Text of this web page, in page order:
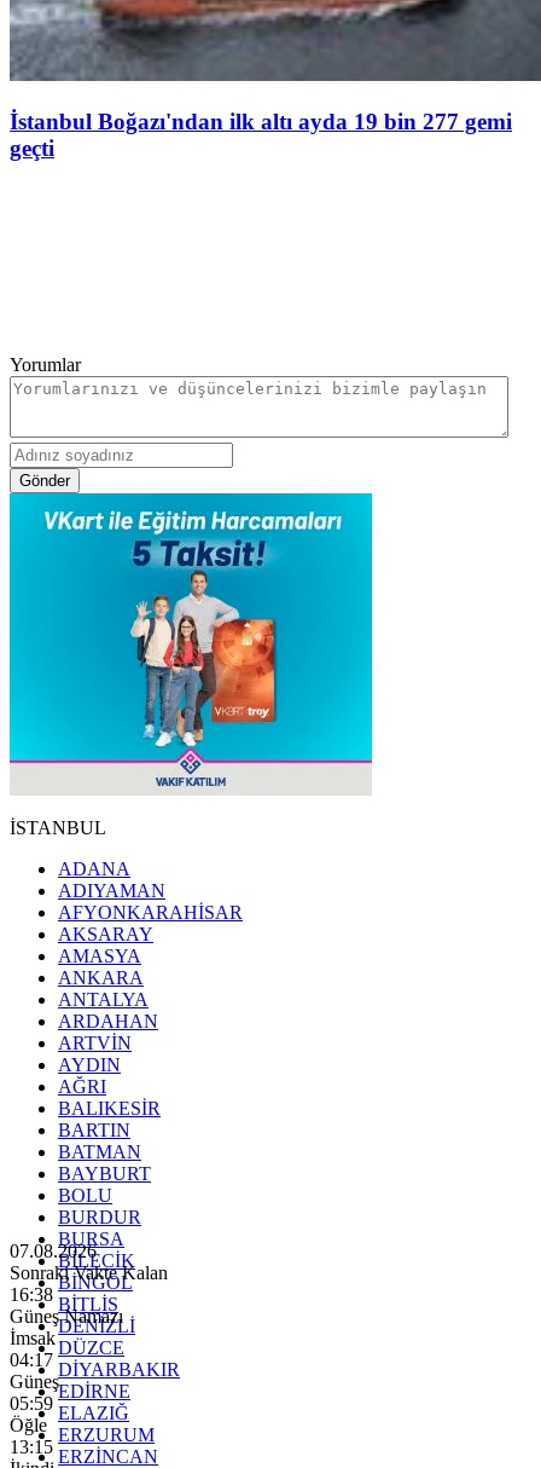
İstanbul Boğazı'ndan ilk altı ayda 19 bin 277 gemi
geçti
Yorumlar
Gönder
İSTANBUL
ADANA
ADIYAMAN
AFYONKARAHİSAR
AKSARAY
AMASYA
ANKARA
ANTALYA
ARDAHAN
ARTVİN
AYDIN
AĞRI
BALIKESİR
BARTIN
BATMAN
BAYBURT
BOLU
BURDUR
BURSA
BİLECİK
BİNGÖL
BİTLİS
DENİZLİ
DÜZCE
DİYARBAKIR
EDİRNE
ELAZIĞ
ERZURUM
ERZİNCAN
07.08.2026
Sonraki Vakte Kalan
16:36
Güneş Namazı
İmsak
04:17
Güneş
05:59
Öğle
13:15